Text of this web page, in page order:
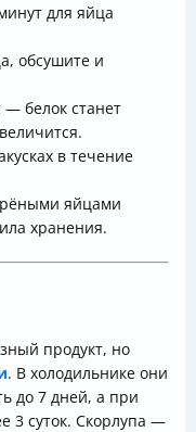
для яйца
обсушите и
белок станет
в течение
яйцами
хранения.
продукт, но
. В холодильнике они
до 7 дней, а при
3 суток. Скорлупа —